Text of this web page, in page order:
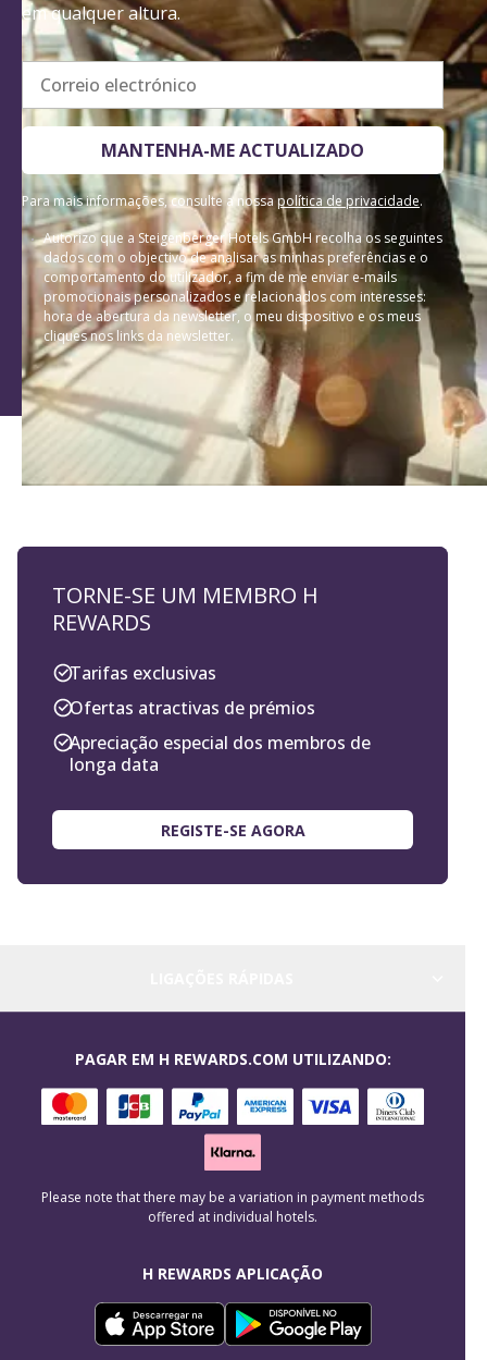
em qualquer altura.
Correio electrónico
MANTENHA-ME ACTUALIZADO
Para mais informações, consulte a nossapolítica de privacidade.
Autorizo que a Steigenberger Hotels GmbH recolha os seguintes
dados com o objectivo de analisar as minhas preferências e o
comportamento do utilizador, a fim de me enviar e-mails
promocionais personalizados e relacionados com interesses:
hora de abertura da newsletter, o meu dispositivo e os meus
cliques nos links da newsletter.
TORNE-SE UM MEMBRO H
REWARDS
Tarifas exclusivas
Ofertas atractivas de prémios
Apreciação especial dos membros de
longa data
REGISTE-SE AGORA
H REWARDS APLICAÇÃO
PAGAR EM H REWARDS.COM UTILIZANDO:
Please note that there may be a variation in payment methods
offered at individual hotels.